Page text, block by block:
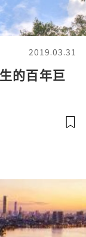
2019.03.31
的百年巨